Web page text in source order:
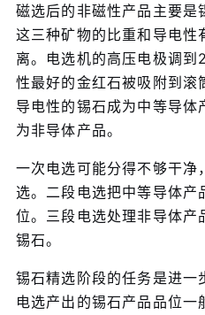
磁选后的非磁性产品主要是
这三种矿物的比重和导电性
离。电选机的高压电极调
性最好的金红石被吸附到滚
导电性的锡石成为中等导体
为非导体产品。
一次电选可能分得不够干净
选。二段电选把中等导体产
位。三段电选处理非导体产
锡石。
锡石精选阶段的任务是进一
电选产出的锡石产品品位一